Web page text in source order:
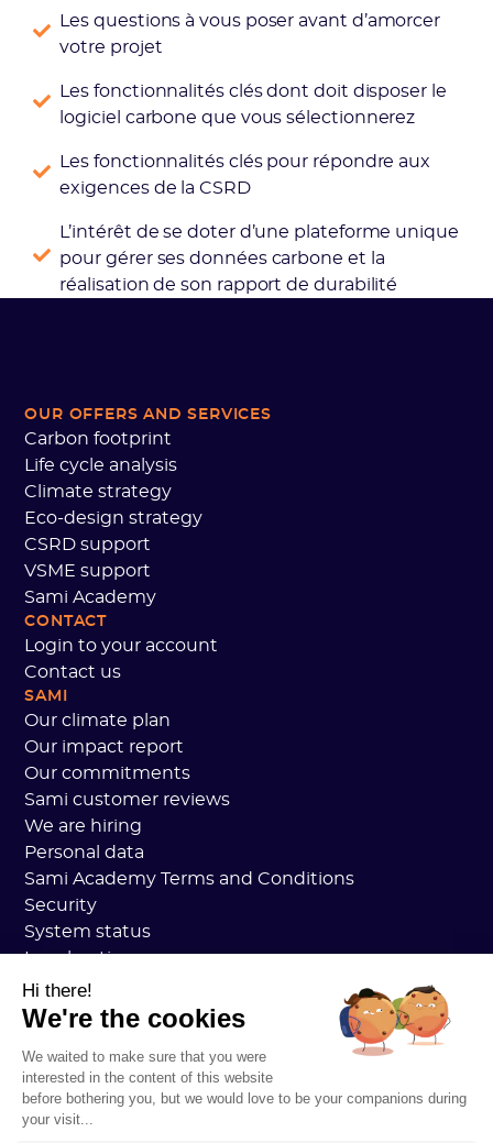
Les questions à vous poser avant d’amorcer
votre projet
Les fonctionnalités clés dont doit disposer le
logiciel carbone que vous sélectionnerez
Les fonctionnalités clés pour répondre aux
exigences de la CSRD
L’intérêt de se doter d’une plateforme unique
pour gérer ses données carbone et la
réalisation de son rapport de durabilité
OUR OFFERS AND SERVICES
Carbon footprint
Life cycle analysis
Climate strategy
Eco-design strategy
CSRD support
VSME support
Sami Academy
CONTACT
Login to your account
Contact us
SAMI
Our climate plan
Our impact report
Our commitments
Sami customer reviews
We are hiring
Personal data
Sami Academy Terms and Conditions
Security
System status
Legal notices
RESOURCES
General Carbon Plan
Open Carbon Practice
Customer stories
Our blog
Understanding everything about the carbon
Hi there!
We're the cookies
We waited to make sure that you were
interested in the content of this website
before bothering you, but we would love to be your companions during
your visit...